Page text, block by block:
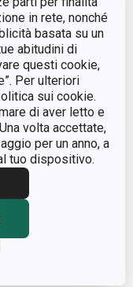
in rete, nonché
basata su un
abitudini di
questi cookie,
Per ulteriori
sui cookie.
di aver letto e
volta accettate,
per un anno, a
tuo dispositivo.
PALOMA,